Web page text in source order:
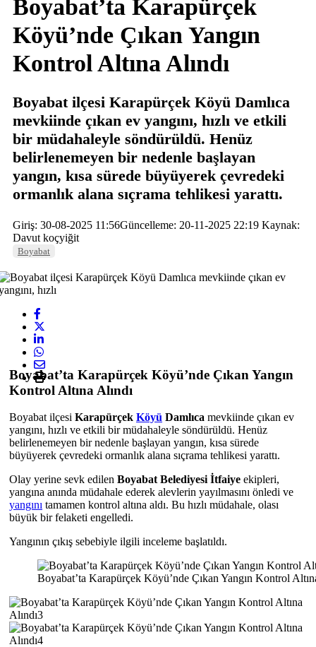
Boyabat’ta Karapürçek
Köyü’nde Çıkan Yangın
Kontrol Altına Alındı
Boyabat ilçesi Karapürçek Köyü Damlıca
mevkiinde çıkan ev yangını, hızlı ve etkili
bir müdahaleyle söndürüldü. Henüz
belirlenemeyen bir nedenle başlayan
yangın, kısa sürede büyüyerek çevredeki
ormanlık alana sıçrama tehlikesi yarattı.
Giriş: 30-08-2025 11:56Güncelleme: 20-11-2025 22:19 Kaynak:
Davut koçyiğit
Boyabat
Boyabat’ta Karapürçek Köyü’nde Çıkan Yangın
Kontrol Altına Alındı
Boyabat ilçesi Karapürçek Köyü Damlıca mevkiinde çıkan ev
yangını, hızlı ve etkili bir müdahaleyle söndürüldü. Henüz
belirlenemeyen bir nedenle başlayan yangın, kısa sürede
büyüyerek çevredeki ormanlık alana sıçrama tehlikesi yarattı.
Olay yerine sevk edilen Boyabat Belediyesi İtfaiye ekipleri,
yangına anında müdahale ederek alevlerin yayılmasını önledi ve
yangını tamamen kontrol altına aldı. Bu hızlı müdahale, olası
büyük bir felaketi engelledi.
Yangının çıkış sebebiyle ilgili inceleme başlatıldı.
Boyabat’ta Karapürçek Köyü’nde Çıkan Yangın Kontrol